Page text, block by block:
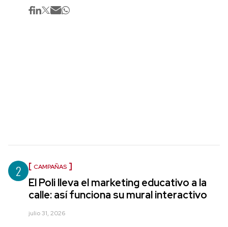
2 CAMPAÑAS
El Poli lleva el marketing educativo a la
calle: así funciona su mural interactivo
julio 31, 2026